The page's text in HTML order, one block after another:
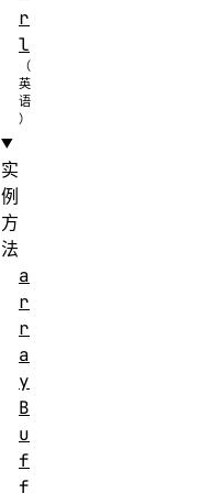
r
l
实
例
方
法
a
r
r
a
y
B
u
f
f